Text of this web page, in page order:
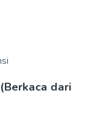
dari